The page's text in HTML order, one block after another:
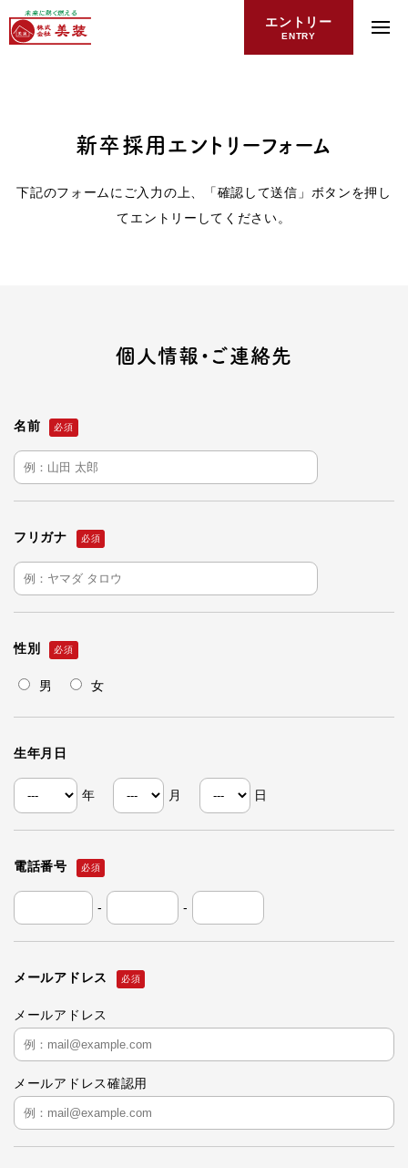
エントリー
ENTRY
新卒採用エントリーフォーム
下記のフォームにご入力の上、「確認して送信」ボタンを押し
てエントリーしてください。
個人情報・ご連絡先
名前
フリガナ
性別
男 女
生年月日
年 月 日
電話番号
- -
メールアドレス
メールアドレス
メールアドレス確認用